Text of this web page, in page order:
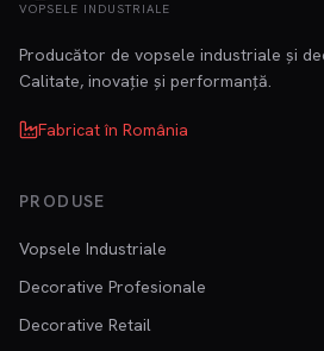
VOPSELE INDUSTRIALE
Producător de vopsele industriale și
Calitate, inovație și performanță.
Fabricat în România
PRODUSE
Vopsele Industriale
Decorative Profesionale
Decorative Retail